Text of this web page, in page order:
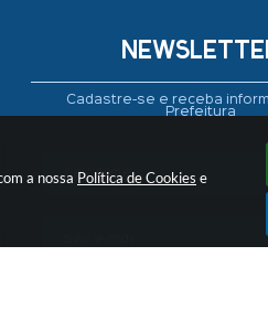
a nossa Política de Cookies e
Cadastre-se e receba
Prefeitura